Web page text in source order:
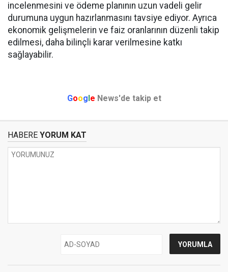
incelenmesini ve ödeme planının uzun vadeli gelir
durumuna uygun hazırlanmasını tavsiye ediyor. Ayrıca
ekonomik gelişmelerin ve faiz oranlarının düzenli takip
edilmesi, daha bilinçli karar verilmesine katkı
sağlayabilir.
Google News'de takip et
HABERE YORUM KAT